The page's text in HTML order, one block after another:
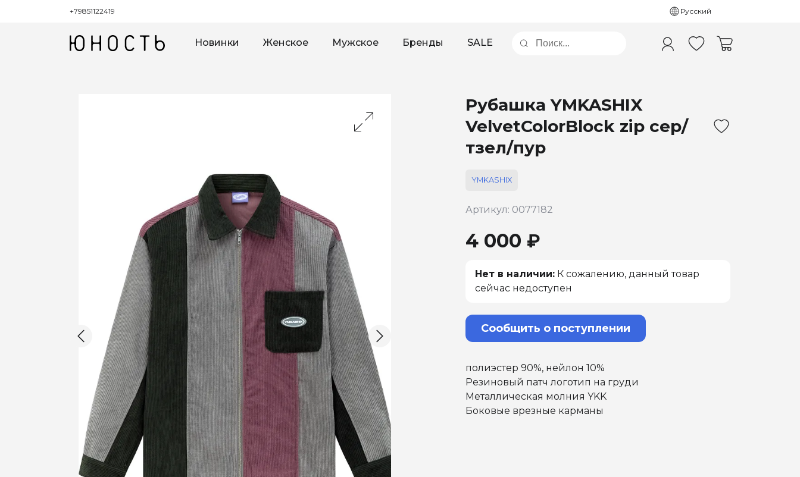
+79851122419 Русский
Новинки Женское Мужское Бренды SALE
Рубашка YMKASHIX
VelvetColorBlock zip сер/
тзел/пур
YMKASHIX
Артикул: 0077182
4 000 ₽
Нет в наличии: К сожалению, данный товар
сейчас недоступен
Сообщить о поступлении
полиэстер 90%, нейлон 10%
Резиновый патч логотип на груди
Металлическая молния YKK
Боковые врезные карманы